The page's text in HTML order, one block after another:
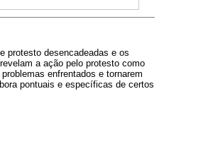
protesto desencadeadas e os
a ação pelo protesto como
enfrentados e tornarem
pontuais e específicas de certos